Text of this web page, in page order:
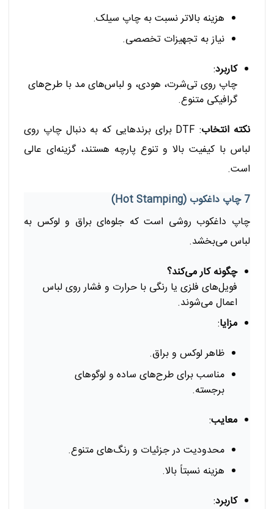
هزینه بالاتر نسبت به چاپ سیلک.
نیاز به تجهیزات تخصصی.
کاربرد:
چاپ روی تی‌شرت، هودی، و لباس‌های مد با طرح‌های
گرافیکی متنوع.
نکته انتخاب
: DTF برای برندهایی که به دنبال چاپ روی
لباس با کیفیت بالا و تنوع پارچه هستند، گزینه‌ای عالی
است.
7 چاپ داغکوب (Hot Stamping)
چاپ داغکوب روشی است که جلوه‌ای براق و لوکس به
لباس می‌بخشد.
چگونه کار می‌کند؟
فویل‌های فلزی یا رنگی با حرارت و فشار روی لباس
اعمال می‌شوند.
مزایا:
ظاهر لوکس و براق.
مناسب برای طرح‌های ساده و لوگوهای
برجسته.
معایب:
محدودیت در جزئیات و رنگ‌های متنوع.
هزینه نسبتاً بالا.
کاربرد: